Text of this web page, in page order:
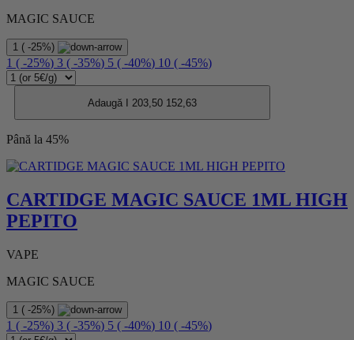
MAGIC SAUCE
1 ( -25%)
1 ( -25%) 3 ( -35%) 5 ( -40%) 10 ( -45%)
Adaugă I 203,50 152,63
Până la 45%
CARTIDGE MAGIC SAUCE 1ML HIGH
PEPITO
VAPE
MAGIC SAUCE
1 ( -25%)
1 ( -25%) 3 ( -35%) 5 ( -40%) 10 ( -45%)